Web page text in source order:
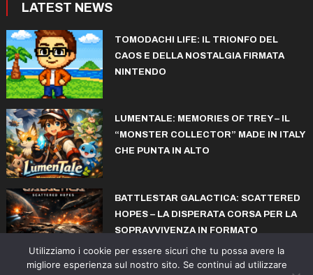
LATEST NEWS
TOMODACHI LIFE: IL TRIONFO DEL
CAOS E DELLA NOSTALGIA FIRMATA
NINTENDO
LUMENTALE: MEMORIES OF TREY – IL
“MONSTER COLLECTOR” MADE IN ITALY
CHE PUNTA IN ALTO
BATTLESTAR GALACTICA: SCATTERED
HOPES – LA DISPERATA CORSA PER LA
SOPRAVVIVENZA IN FORMATO
ROGUELITE
Utilizziamo i cookie per essere sicuri che tu possa avere la
migliore esperienza sul nostro sito. Se continui ad utilizzare